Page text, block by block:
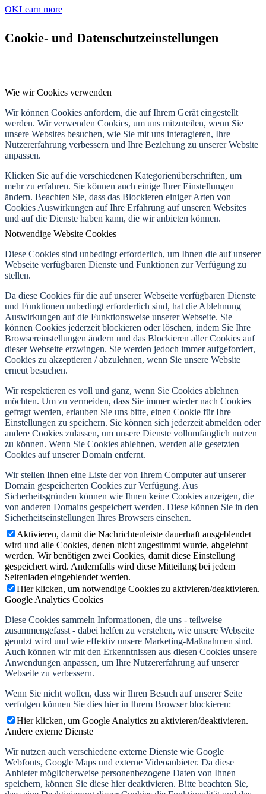
OKLearn more
Cookie- und Datenschutzeinstellungen
Wie wir Cookies verwenden
Wir können Cookies anfordern, die auf Ihrem Gerät eingestellt
werden. Wir verwenden Cookies, um uns mitzuteilen, wenn Sie
unsere Websites besuchen, wie Sie mit uns interagieren, Ihre
Nutzererfahrung verbessern und Ihre Beziehung zu unserer Website
anpassen.
Klicken Sie auf die verschiedenen Kategorienüberschriften, um
mehr zu erfahren. Sie können auch einige Ihrer Einstellungen
ändern. Beachten Sie, dass das Blockieren einiger Arten von
Cookies Auswirkungen auf Ihre Erfahrung auf unseren Websites
und auf die Dienste haben kann, die wir anbieten können.
Notwendige Website Cookies
Diese Cookies sind unbedingt erforderlich, um Ihnen die auf unserer
Webseite verfügbaren Dienste und Funktionen zur Verfügung zu
stellen.
Da diese Cookies für die auf unserer Webseite verfügbaren Dienste
und Funktionen unbedingt erforderlich sind, hat die Ablehnung
Auswirkungen auf die Funktionsweise unserer Webseite. Sie
können Cookies jederzeit blockieren oder löschen, indem Sie Ihre
Browsereinstellungen ändern und das Blockieren aller Cookies auf
dieser Webseite erzwingen. Sie werden jedoch immer aufgefordert,
Cookies zu akzeptieren / abzulehnen, wenn Sie unsere Website
erneut besuchen.
Wir respektieren es voll und ganz, wenn Sie Cookies ablehnen
möchten. Um zu vermeiden, dass Sie immer wieder nach Cookies
gefragt werden, erlauben Sie uns bitte, einen Cookie für Ihre
Einstellungen zu speichern. Sie können sich jederzeit abmelden oder
andere Cookies zulassen, um unsere Dienste vollumfänglich nutzen
zu können. Wenn Sie Cookies ablehnen, werden alle gesetzten
Cookies auf unserer Domain entfernt.
Wir stellen Ihnen eine Liste der von Ihrem Computer auf unserer
Domain gespeicherten Cookies zur Verfügung. Aus
Sicherheitsgründen können wie Ihnen keine Cookies anzeigen, die
von anderen Domains gespeichert werden. Diese können Sie in den
Sicherheitseinstellungen Ihres Browsers einsehen.
Aktivieren, damit die Nachrichtenleiste dauerhaft ausgeblendet
wird und alle Cookies, denen nicht zugestimmt wurde, abgelehnt
werden. Wir benötigen zwei Cookies, damit diese Einstellung
gespeichert wird. Andernfalls wird diese Mitteilung bei jedem
Seitenladen eingeblendet werden.
Hier klicken, um notwendige Cookies zu aktivieren/deaktivieren.
Google Analytics Cookies
Diese Cookies sammeln Informationen, die uns - teilweise
zusammengefasst - dabei helfen zu verstehen, wie unsere Webseite
genutzt wird und wie effektiv unsere Marketing-Maßnahmen sind.
Auch können wir mit den Erkenntnissen aus diesen Cookies unsere
Anwendungen anpassen, um Ihre Nutzererfahrung auf unserer
Webseite zu verbessern.
Wenn Sie nicht wollen, dass wir Ihren Besuch auf unserer Seite
verfolgen können Sie dies hier in Ihrem Browser blockieren:
Hier klicken, um Google Analytics zu aktivieren/deaktivieren.
Andere externe Dienste
Wir nutzen auch verschiedene externe Dienste wie Google
Webfonts, Google Maps und externe Videoanbieter. Da diese
Anbieter möglicherweise personenbezogene Daten von Ihnen
speichern, können Sie diese hier deaktivieren. Bitte beachten Sie,